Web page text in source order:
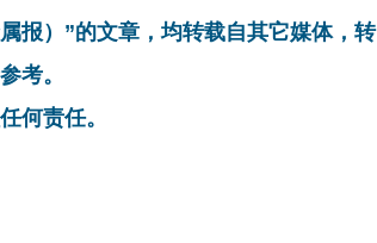
报）”的文章，均转载自其它媒体，转
考。
何责任。